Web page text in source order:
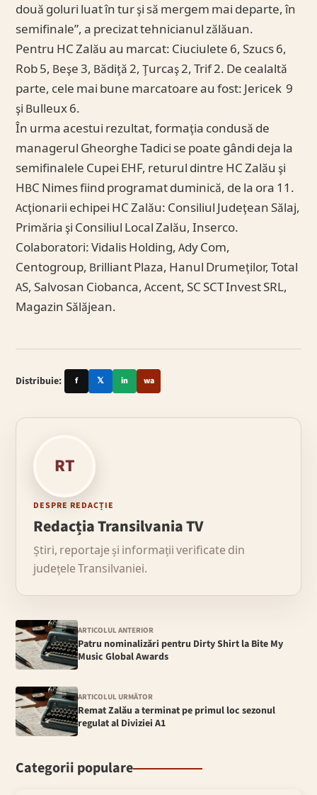
două goluri luat în tur şi să mergem mai departe, în
semifinale”, a precizat tehnicianul zălăuan.
Pentru HC Zalău au marcat: Ciuciulete 6, Szucs 6,
Rob 5, Beşe 3, Bădiţă 2, Ţurcaş 2, Trif 2. De cealaltă
parte, cele mai bune marcatoare au fost: Jericek 9
şi Bulleux 6.
În urma acestui rezultat, formaţia condusă de
managerul Gheorghe Tadici se poate gândi deja la
semifinalele Cupei EHF, returul dintre HC Zalău şi
HBC Nimes fiind programat duminică, de la ora 11.
Acţionarii echipei HC Zalău: Consiliul Judeţean Sălaj,
Primăria şi Consiliul Local Zalău, Inserco.
Colaboratori: Vidalis Holding, Ady Com,
Centogroup, Brilliant Plaza, Hanul Drumeţilor, Total
AS, Salvosan Ciobanca, Accent, SC SCT Invest SRL,
Magazin Sălăjean.
Distribuie: f 𝕏 in wa
RT
DESPRE REDACȚIE
Redacția Transilvania TV
Știri, reportaje și informații verificate din
județele Transilvaniei.
ARTICOLUL ANTERIOR
Patru nominalizări pentru Dirty Shirt la Bite My
Music Global Awards
ARTICOLUL URMĂTOR
Remat Zalău a terminat pe primul loc sezonul
regulat al Diviziei A1
Categorii populare